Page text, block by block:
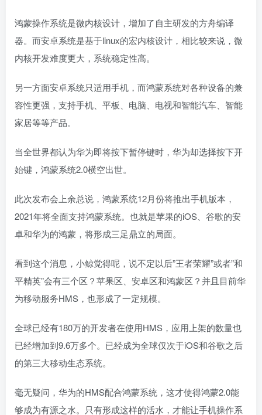
鸿蒙操作系统是微内核设计，增加了自主研发的方舟编译
器。而安卓系统是基于linux的宏内核设计，相比较来说，微
内核开发难度更大，系统稳定性高。
另一方面安卓系统只适用手机，而鸿蒙系统对各种设备的兼
容性更强，支持手机、平板、电脑、电视和智能汽车、智能
家居等等产品。
当全世界都认为华为即将按下暂停键时，华为却选择按下开
始键，鸿蒙系统2.0横空出世。
此次发布会上余总说，鸿蒙系统12月份将推出手机版本，
2021年将全面支持鸿蒙系统。也就是苹果的iOS、谷歌的安
卓和华为的鸿蒙，将形成三足鼎立的局面。
看到这个消息，小鲸觉得呢，说不定以后”王者荣耀”或者”和
平精英”会有三个区？苹果区、安卓区和鸿蒙区？并且目前华
为移动服务HMS，也形成了一定规模。
全球已经有180万的开发者在使用HMS，应用上架的数量也
已经增加到9.6万多个。已经成为全球仅次于iOS和谷歌之后
的第三大移动生态系统。
毫无疑问，华为的HMS配合鸿蒙系统，这才使得鸿蒙2.0能
够成为有源之水。只有形成这样的活水，才能让手机操作系